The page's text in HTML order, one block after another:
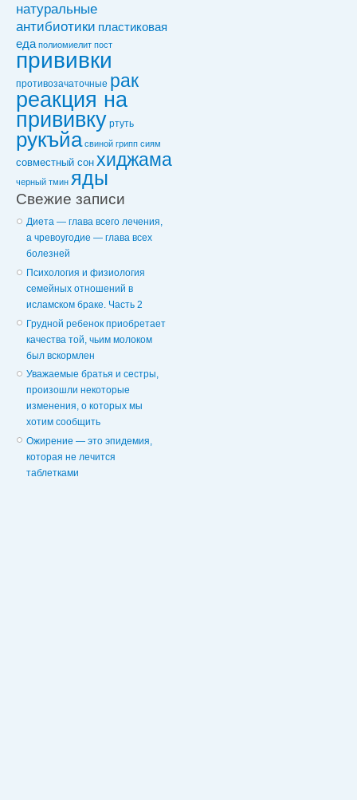
натуральные
антибиотики пластиковая
еда полиомиелит пост
прививки
противозачаточные рак
реакция на
прививку ртуть
рукъйа свиной грипп сиям
совместный сон хиджама
черный тмин яды
Свежие записи
Диета — глава всего лечения,
а чревоугодие — глава всех
болезней
Психология и физиология
семейных отношений в
исламском браке. Часть 2
Грудной ребенок приобретает
качества той, чьим молоком
был вскормлен
Уважаемые братья и сестры,
произошли некоторые
изменения, о которых мы
хотим сообщить
Ожирение — это эпидемия,
которая не лечится
таблетками